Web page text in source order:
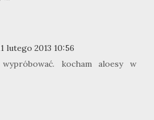
lutego 2013 10:56
kocham aloesy w